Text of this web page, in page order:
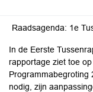
Raadsagenda: 1e
In de Eerste
rapportage ziet toe
Programmabegroting
nodig, zijn